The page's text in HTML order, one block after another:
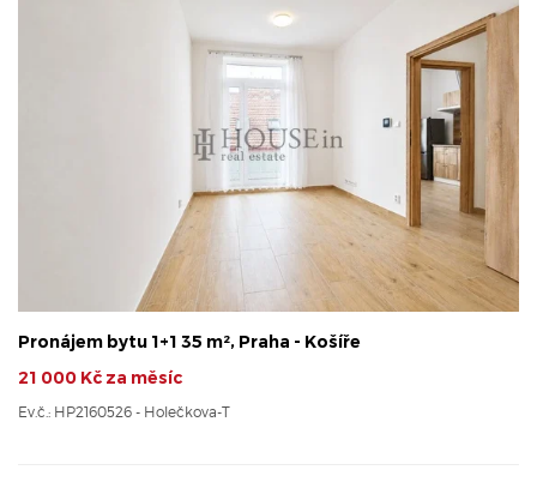
Pronájem bytu 1+1 35 m², Praha - Košíře
21 000 Kč za měsíc
Ev.č.: HP2160526 - Holečkova-T